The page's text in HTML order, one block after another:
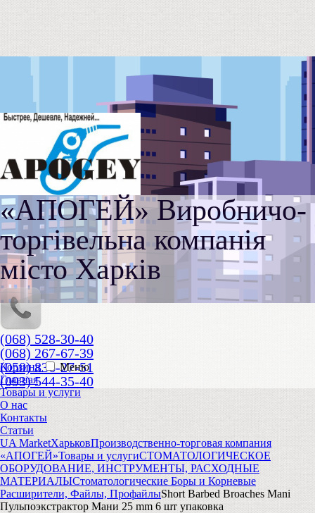
«АПОГЕЙ» Виробничо-
торгівельна компанія
місто Харків
(068) 528-30-40
(068) 267-67-39
(050) 836-27-51
(093) 544-35-40
Корзина
Меню
Главная
Товары и услуги
О нас
Контакты
Статьи
UA MarketХарьковПроизводственно-торговая компания
«АПОГЕЙ»Товары и услугиСТОМАТОЛОГИЧЕСКОЕ
ОБОРУДОВАНИЕ, ИНСТРУМЕНТЫ, РАСХОДНЫЕ
МАТЕРИАЛЫСтоматологические Боры и Корневые
Расширители, Файлы, ПрофайлыShort Barbed Broaches Mani
Пульпоэкстрактор Мани 25 mm 6 шт упаковка